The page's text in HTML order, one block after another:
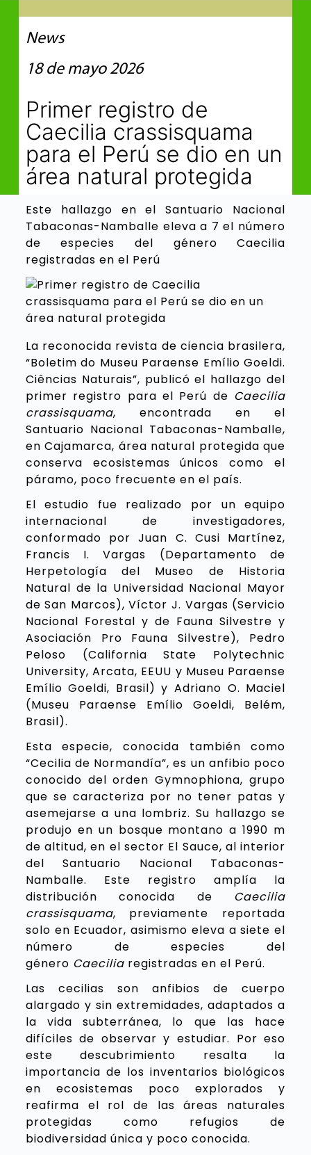
News
18 de mayo 2026
Primer registro de
Caecilia crassisquama
para el Perú se dio en un
área natural protegida
Este hallazgo en el Santuario Nacional
Tabaconas-Namballe eleva a 7 el número
de especies del género Caecilia
registradas en el Perú
La reconocida revista de ciencia brasilera,
“Boletim do Museu Paraense Emílio Goeldi.
Ciências Naturais”, publicó el hallazgo del
primer registro para el Perú de Caecilia
crassisquama, encontrada en el
Santuario Nacional Tabaconas-Namballe,
en Cajamarca, área natural protegida que
conserva ecosistemas únicos como el
páramo, poco frecuente en el país.
El estudio fue realizado por un equipo
internacional de investigadores,
conformado por Juan C. Cusi Martínez,
Francis I. Vargas (Departamento de
Herpetología del Museo de Historia
Natural de la Universidad Nacional Mayor
de San Marcos), Víctor J. Vargas (Servicio
Nacional Forestal y de Fauna Silvestre y
Asociación Pro Fauna Silvestre), Pedro
Peloso (California State Polytechnic
University, Arcata, EEUU y Museu Paraense
Emílio Goeldi, Brasil) y Adriano O. Maciel
(Museu Paraense Emílio Goeldi, Belém,
Brasil).
Esta especie, conocida también como
“Cecilia de Normandía”, es un anfibio poco
conocido del orden Gymnophiona, grupo
que se caracteriza por no tener patas y
asemejarse a una lombriz. Su hallazgo se
produjo en un bosque montano a 1990 m
de altitud, en el sector El Sauce, al interior
del Santuario Nacional Tabaconas-
Namballe. Este registro amplía la
distribución conocida de Caecilia
crassisquama, previamente reportada
solo en Ecuador, asimismo eleva a siete el
número de especies del
género Caeciliaregistradas en el Perú.
Las cecilias son anfibios de cuerpo
alargado y sin extremidades, adaptados a
la vida subterránea, lo que las hace
difíciles de observar y estudiar. Por eso
este descubrimiento resalta la
importancia de los inventarios biológicos
en ecosistemas poco explorados y
reafirma el rol de las áreas naturales
protegidas como refugios de
biodiversidad única y poco conocida.